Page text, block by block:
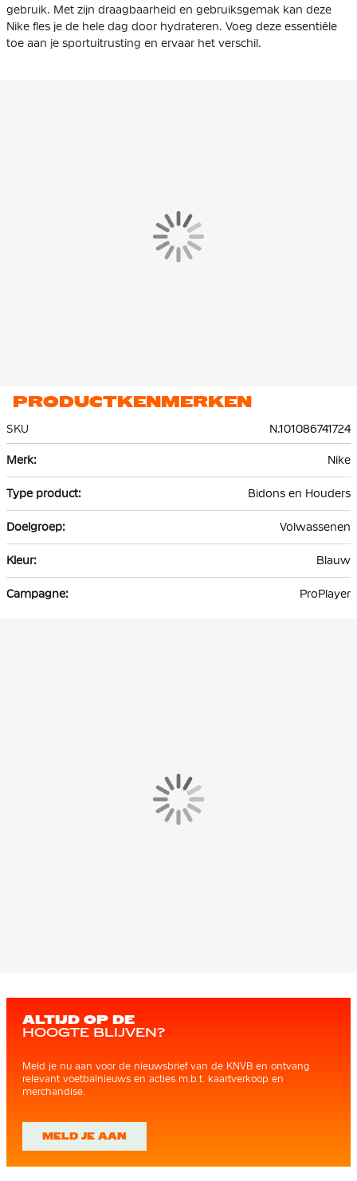
gebruik. Met zijn draagbaarheid en gebruiksgemak kan deze
Nike fles je de hele dag door hydrateren. Voeg deze essentiële
toe aan je sportuitrusting en ervaar het verschil.
PRODUCTKENMERKEN
SKU
N.101086741724
informatie
Nike
Bidons en Houders
Volwassenen
Blauw
ProPlayer
ALTIJD OP DE
HOOGTE BLIJVEN?
Meld je nu aan voor de nieuwsbrief van de KNVB en ontvang
relevant voetbalnieuws en acties m.b.t. kaartverkoop en
merchandise.
MELD JE AAN